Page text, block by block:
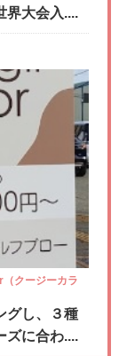
界大会入....
クージーカラ
グし、３種
ズに合わ....